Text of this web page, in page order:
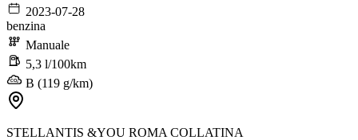
2023-07-28
benzina
Manuale
5,3 l/100km
B (119 g/km)
STELLANTIS &YOU ROMA COLLATINA